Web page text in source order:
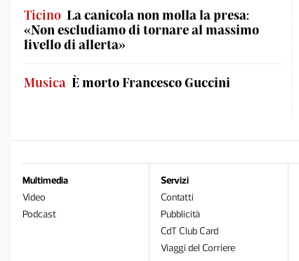
Ticino La canicola non molla la presa:
«Non escludiamo di tornare al massimo
livello di allerta»
Musica È morto Francesco Guccini
Multimedia
Video
Podcast
Servizi
Contatti
Pubblicità
CdT Club Card
Viaggi del Corriere